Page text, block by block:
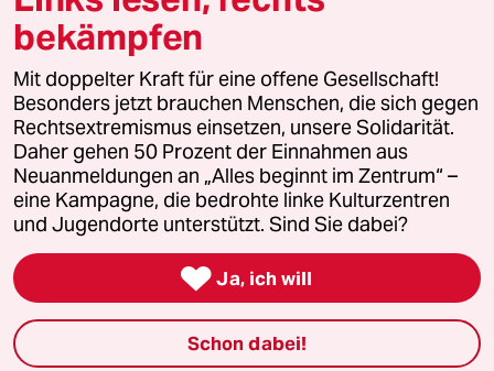
© 2026 taz Verlags und Vertriebs GmbH
Alle Rechte vorbehalten. Bei rechtlichen Fragen oder für Genehmigungen
wenden Sie sich bitte an
lizenzen@taz.de
Feedback Redaktionsstatut Kommune-Richtlinien
Leitlinie Informant Datenschutz Impressum AGB
Seitenwende Einwilligungen widerrufen (Ads)
bekämpfen
Mit doppelter Kraft für eine offene Gesellschaft!
Besonders jetzt brauchen Menschen, die sich gegen
Rechtsextremismus einsetzen, unsere Solidarität.
Daher gehen 50 Prozent der Einnahmen aus
Neuanmeldungen an „Alles beginnt im Zentrum“ –
eine Kampagne, die bedrohte linke Kulturzentren
und Jugendorte unterstützt. Sind Sie dabei?
 Ja, ich will
Schon dabei!